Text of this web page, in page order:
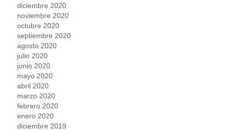
diciembre 2020
noviembre 2020
octubre 2020
septiembre 2020
agosto 2020
julio 2020
junio 2020
mayo 2020
abril 2020
marzo 2020
febrero 2020
enero 2020
diciembre 2019